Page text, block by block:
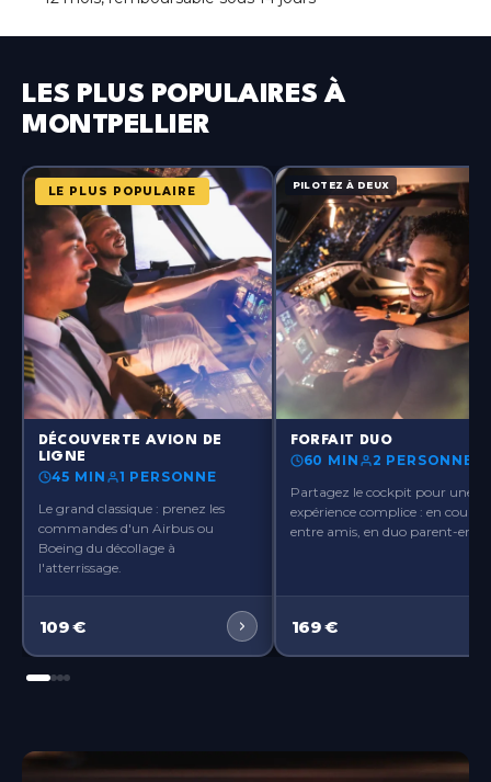
Provence-Alpes-Côte d'Azur
Paris-Bercy
Paris-Orly
Île-de-France
Paris-Ouest
Île-de-France
Paris-Roissy
Île-de-France
Pau
Nouvelle-Aquitaine
Rennes
Bretagne
Toulouse
Occitanie
LES PLUS POPULAIRES À
MONTPELLIER
LE PLUS POPULAIRE
?>
DÉCOUVERTE AVION DE
LIGNE
45 MIN
1 PERSONNE
Le grand classique : prenez les
commandes d'un Airbus ou
Boeing du décollage à
l'atterrissage.
109€
PILOTEZ À DEUX
?>
FORFAIT DUO
60 MIN
2 PERSONNES
Partagez le cockpit pour une
expérience complice : en couple,
entre amis, en duo parent-
169€